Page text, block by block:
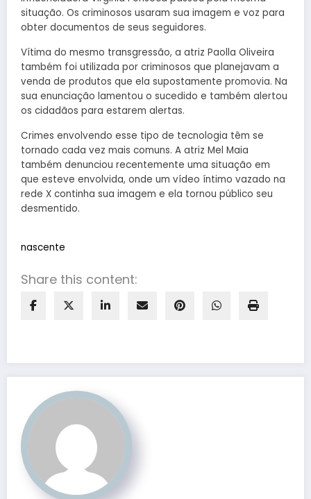
situação. Os criminosos usaram sua imagem e voz para
obter documentos de seus seguidores.
Vítima do mesmo transgressão, a atriz Paolla Oliveira
também foi utilizada por criminosos que planejavam a
venda de produtos que ela supostamente promovia. Na
sua enunciação lamentou o sucedido e também alertou
os cidadãos para estarem alertas.
Crimes envolvendo esse tipo de tecnologia têm se
tornado cada vez mais comuns. A atriz Mel Maia
também denunciou recentemente uma situação em
que esteve envolvida, onde um vídeo íntimo vazado na
rede X continha sua imagem e ela tornou público seu
desmentido.
nascente
Share this content: